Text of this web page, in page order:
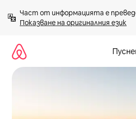
към
съдържанието
Показване на оригиналния език